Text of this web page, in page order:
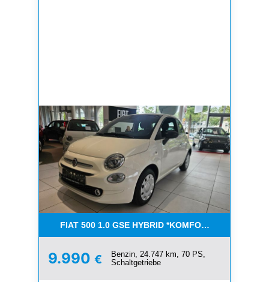
FIAT 500 1.0 GSE HYBRID *KOMFORT PAKET*CAR-
9.990 €
Benzin, 24.747 km, 70 PS,
Schaltgetriebe